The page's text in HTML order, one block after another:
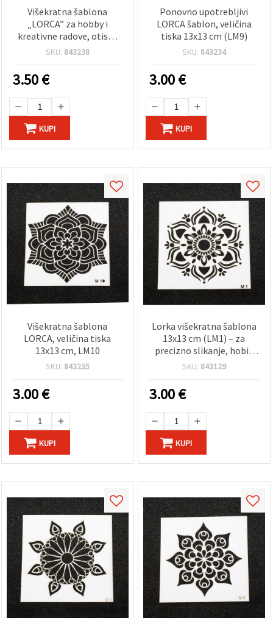
Višekratna šablona
„LORCA” za hobby i
kreativne radove, otisak
19x19 cm, dizajn LM12
SKU: 843238
3.50€
KUPI
Ponovno upotrebljivi
LORCA šablon, veličina
tiska 13x13 cm (LM9)
SKU: 843234
3.00€
KUPI
Višekratna šablona
LORCA, veličina tiska
13x13 cm, LM10
SKU: 843235
3.00€
KUPI
Lorka višekratna šablona
13x13 cm (LM1) – za
precizno slikanje, hobi i
dekorativne motive
SKU: 843129
3.00€
KUPI